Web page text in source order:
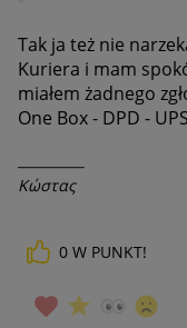
Tak ja też nie
Kuriera i mam
miałem żadnego
One Box - DPD -
Κώστας
0 W PUNKT!